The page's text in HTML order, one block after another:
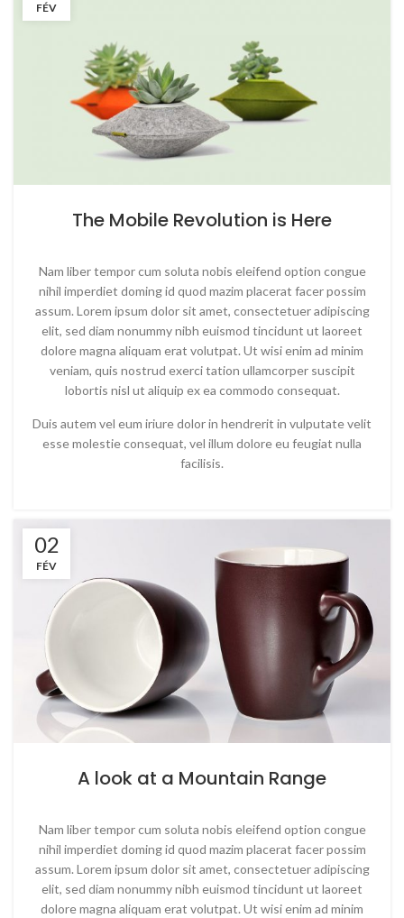
FÉV
The Mobile Revolution is Here
Nam liber tempor cum soluta nobis eleifend option congue
nihil imperdiet doming id quod mazim placerat facer possim
assum. Lorem ipsum dolor sit amet, consectetuer adipiscing
elit, sed diam nonummy nibh euismod tincidunt ut laoreet
dolore magna aliquam erat volutpat. Ut wisi enim ad minim
veniam, quis nostrud exerci tation ullamcorper suscipit
lobortis nisl ut aliquip ex ea commodo consequat.
Duis autem vel eum iriure dolor in hendrerit in vulputate velit
esse molestie consequat, vel illum dolore eu feugiat nulla
facilisis.
02
FÉV
A look at a Mountain Range
Nam liber tempor cum soluta nobis eleifend option congue
nihil imperdiet doming id quod mazim placerat facer possim
assum. Lorem ipsum dolor sit amet, consectetuer adipiscing
elit, sed diam nonummy nibh euismod tincidunt ut laoreet
dolore magna aliquam erat volutpat. Ut wisi enim ad minim